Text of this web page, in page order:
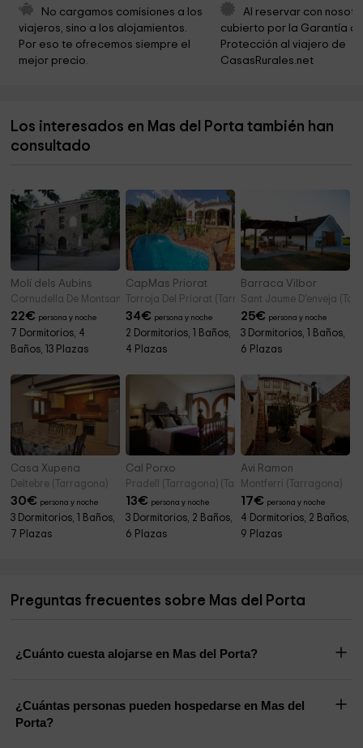
Ayuntamiento de Aiguamúrcia
Albereda de Santes Creus
Mare de Deu de Montserrat 4,8 km
Ayuntamiento de Rodonya 4,9 km
No cargamos comisiones a los
viajeros, sino a los alojamientos.
Por eso te ofrecemos siempre el
mejor precio.
Al reservar con
cubierto por la Garantía
Protección al viajero de
CasasRurales.net
Los interesados en Mas del Porta también han
consultado
Molí dels Aubins
Cornudella De Montsant (Tarragona)
22€ persona y noche
7 Dormitorios, 4
Baños, 13 Plazas
CapMas Priorat
Torroja Del Priorat (Tarragona)
34€ persona y noche
2 Dormitorios, 1 Baños,
4 Plazas
Barraca Vilbor
Sant Jaume D'enveja
25€ persona y noche
3 Dormitorios, 1 Baños,
6 Plazas
Casa Xupena
Deltebre (Tarragona)
30€ persona y noche
3 Dormitorios, 1 Baños,
7 Plazas
Cal Porxo
Pradell (Tarragona) (Tarragona)
13€ persona y noche
3 Dormitorios, 2 Baños,
6 Plazas
Avi Ramon
Montferri (Tarragona)
17€ persona y noche
4 Dormitorios, 2 Baños,
9 Plazas
Preguntas frecuentes sobre Mas del Porta
¿Cuánto cuesta alojarse en Mas del Porta?
¿Cuántas personas pueden hospedarse en Mas del
Porta?